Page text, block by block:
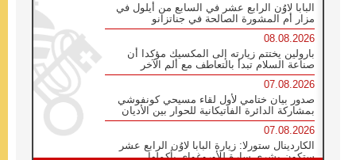
البابا لاوُن الرابع عشر في السابع من أيلول في
مزار أم المشورة الصالحة في جناتزانو
08.08.2026
بارولين يختتم زيارته إلى المكسيك مؤكدا أن
صناعة السلام تبدأ بالتعاطف مع ألم الآخر
07.08.2026
صدور بيان ختامي لأول لقاء مسيحي كونفوشي
بمشاركة الدائرة الفاتيكانية للحوار بين الأديان
07.08.2026
الكاردينال ستورلا: زيارة البابا لاوُن الرابع عشر
ستكون بشرى سارة للأوروغواي بأكملها